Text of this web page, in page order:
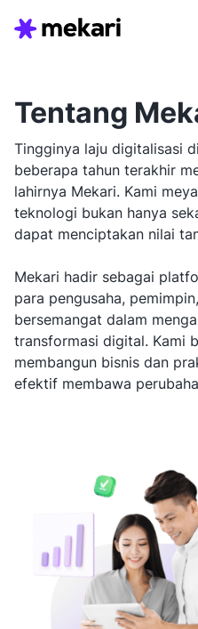
Tentang
Tingginya laju digitalisasi
beberapa tahun terakhir
lahirnya Mekari. Kami
teknologi bukan hanya
dapat menciptakan nilai
Mekari hadir sebagai
para pengusaha,
bersemangat dalam
transformasi digital. Kami
membangun bisnis dan
efektif membawa